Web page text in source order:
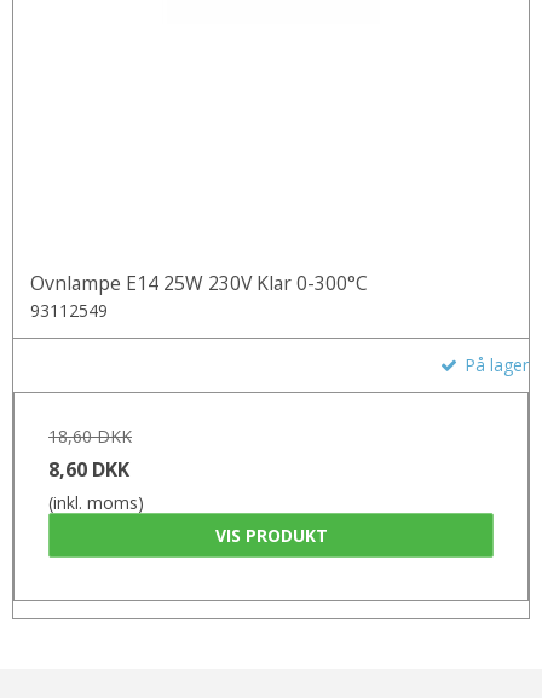
Ovnlampe E14 25W 230V Klar 0-300°C
93112549
På lager
18,60 DKK
8,60 DKK
(inkl. moms)
VIS PRODUKT